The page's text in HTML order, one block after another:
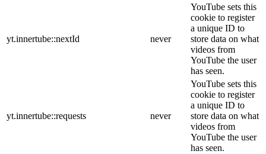
yt.innertube::nextId never
YouTube sets this
cookie to register
a unique ID to
store data on what
videos from
YouTube the user
has seen.
yt.innertube::requests never
YouTube sets this
cookie to register
a unique ID to
store data on what
videos from
YouTube the user
has seen.